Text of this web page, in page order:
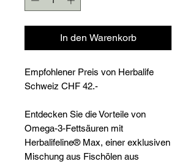
In den Warenkorb
Empfohlener Preis von Herbalife
Schweiz CHF 42.-
Entdecken Sie die Vorteile von
Omega-3-Fettsäuren mit
Herbalifeline® Max, einer exklusiven
Mischung aus Fischölen aus